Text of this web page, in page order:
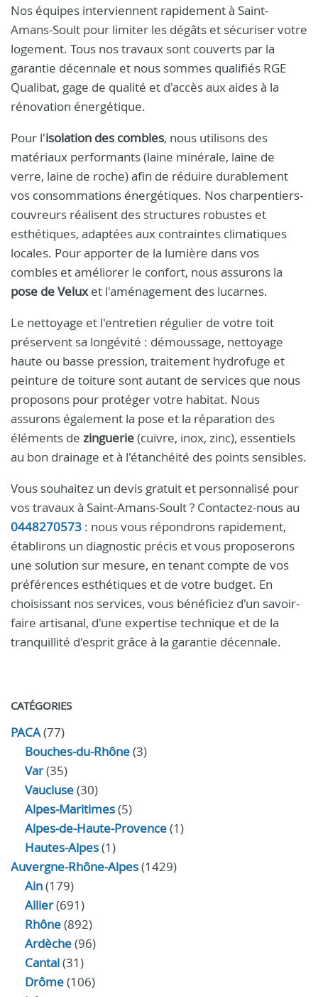
Nos équipes interviennent rapidement à Saint-
Amans-Soult pour limiter les dégâts et sécuriser votre
logement. Tous nos travaux sont couverts par la
garantie décennale et nous sommes qualifiés RGE
Qualibat, gage de qualité et d'accès aux aides à la
rénovation énergétique.
Pour l'isolation des combles, nous utilisons des
matériaux performants (laine minérale, laine de
verre, laine de roche) afin de réduire durablement
vos consommations énergétiques. Nos charpentiers-
couvreurs réalisent des structures robustes et
esthétiques, adaptées aux contraintes climatiques
locales. Pour apporter de la lumière dans vos
combles et améliorer le confort, nous assurons la
pose de Veluxet l'aménagement des lucarnes.
Le nettoyage et l'entretien régulier de votre toit
préservent sa longévité : démoussage, nettoyage
haute ou basse pression, traitement hydrofuge et
peinture de toiture sont autant de services que nous
proposons pour protéger votre habitat. Nous
assurons également la pose et la réparation des
éléments de zinguerie(cuivre, inox, zinc), essentiels
au bon drainage et à l'étanchéité des points sensibles.
Vous souhaitez un devis gratuit et personnalisé pour
vos travaux à Saint-Amans-Soult ? Contactez-nous au
0448270573 : nous vous répondrons rapidement,
établirons un diagnostic précis et vous proposerons
une solution sur mesure, en tenant compte de vos
préférences esthétiques et de votre budget. En
choisissant nos services, vous bénéficiez d'un savoir-
faire artisanal, d'une expertise technique et de la
tranquillité d'esprit grâce à la garantie décennale.
CATÉGORIES
PACA(77)
Bouches-du-Rhône(3)
Var(35)
Vaucluse(30)
Alpes-Maritimes(5)
Alpes-de-Haute-Provence(1)
Hautes-Alpes(1)
Auvergne-Rhône-Alpes(1429)
Ain(179)
Allier(691)
Rhône(892)
Ardèche(96)
Cantal(31)
Drôme(106)